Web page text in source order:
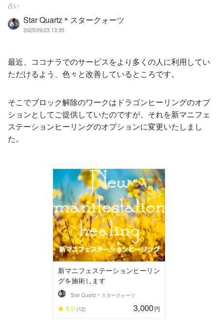
占い
Star Quartz＊スタークォーツ
2025/09/23 13:35
最近、ココナラでのサービスをより多くの人に利用してい
ただけるよう、色々と改善しているところです。
そこでブロック解除のワークはドラゴンヒーリングのオプ
ションとしてご提供していたのですが、それを新マニフェ
ステーションヒーリングのオプションに変更いたしまし
た。
新マニフェステーションヒーリン
グを施術します
Star Quartz＊スタークォーツ
5.0 (12) 3,000円